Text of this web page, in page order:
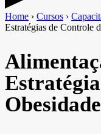
Home › Cursos ›
Estratégias de Controle
Obesidade